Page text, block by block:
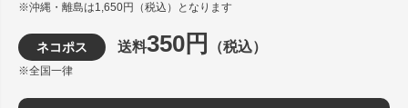
※沖縄・離島は1,650円（税込）となります
ネコポス 送料350円 （税込）
※全国一律